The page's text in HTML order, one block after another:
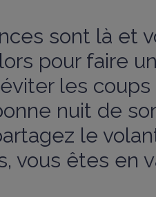
sont là et
pour faire
les
nuit de
le
vous êtes en